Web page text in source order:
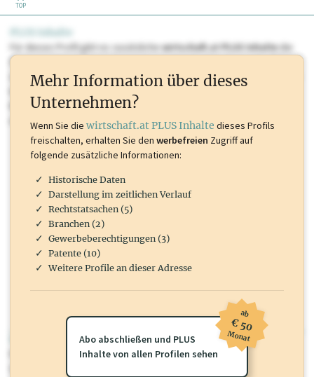
TOP
PLUS Inhalte
Für dieses Profil gibt es zusätzlichewirtschaft.at PLUS Inhaltedie
Sie momentan nicht einsehen können. Schalten Sie dieses Profil frei
oder loggen Sie sich ein um diese Inhalte zu sehen. wirtschaft.at PLUS
Marken, Patente, Rechtstatsachen, OTS-Aussendungen, und viele
mehr.
wirtschaft.at PLUS
Für dieses Profil gibt es zusätzlichewirtschaft.at PLUS Inhalte
Mehr Information über dieses
Unternehmen?
Wenn Sie die wirtschaft.at PLUS Inhalte dieses Profils
freischalten, erhalten Sie den werbefreien Zugriff auf
folgende zusätzliche Informationen:
Historische Daten
Darstellung im zeitlichen Verlauf
Rechtstatsachen (5)
Branchen (2)
Gewerbeberechtigungen (3)
Patente (10)
Weitere Profile an dieser Adresse
Abo abschließen und PLUS
Inhalte von allen Profilen sehen
ab
€ 50
Monat